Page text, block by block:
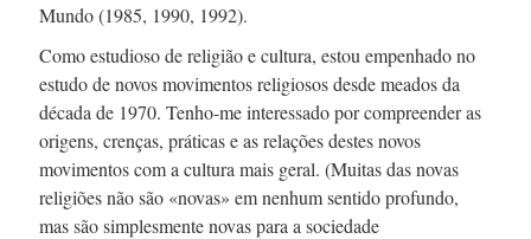
Mundo (1985, 1990, 1992).
Como estudioso de religião e cultura, estou empenhado no
estudo de novos movimentos religiosos desde meados da
década de 1970. Tenho-meinteressado por compreender as
origens, crenças, práticas e as relações destes novos
movimentos com a cultura mais geral. (Muitas das novas
religiões não são «novas» em nenhum sentido profundo,
mas são simplesmente novas para a sociedade